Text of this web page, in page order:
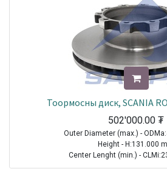
Тоормосны диск, SCANIA
502'000.00 ₮
Outer Diameter (max.) -
Height - H:131.000
Center Lenght (min.) -
Thread Size (Min.) -